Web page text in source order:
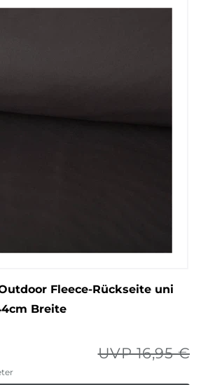
Fleece-Rückseite uni
Breite
UVP 16,95 €